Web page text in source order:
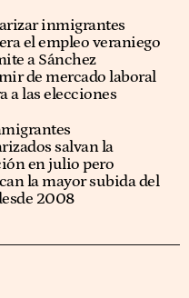
inmigrantes
el empleo veraniego
a Sánchez
de mercado laboral
a las elecciones
salvan la
en julio pero
la mayor subida del
2008